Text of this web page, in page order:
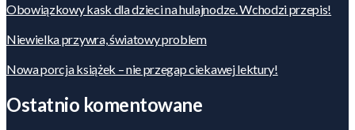
Obowiązkowy kask dla dzieci na hulajnodze. Wchodzi przepis!
Niewielka przywra, światowy problem
Nowa porcja książek – nie przegap ciekawej lektury!
Ostatnio komentowane